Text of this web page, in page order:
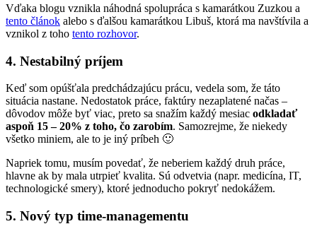
Vďaka blogu vznikla náhodná spolupráca s kamarátkou Zuzkou a
tento článok alebo s ďalšou kamarátkou Libuš, ktorá ma navštívila a
vznikol z toho tento rozhovor.
4. Nestabilný príjem
Keď som opúšťala predchádzajúcu prácu, vedela som, že táto
situácia nastane. Nedostatok práce, faktúry nezaplatené načas –
dôvodov môže byť viac, preto sa snažím každý mesiac odkladať
aspoň 15 – 20% z toho, čo zarobím. Samozrejme, že niekedy
všetko miniem, ale to je iný príbeh 🙂
Napriek tomu, musím povedať, že neberiem každý druh práce,
hlavne ak by mala utrpieť kvalita. Sú odvetvia (napr. medicína, IT,
technologické smery), ktoré jednoducho pokryť nedokážem.
5. Nový typ time-managementu